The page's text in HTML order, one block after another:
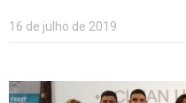
Entretenimento
16 de julho de 2019